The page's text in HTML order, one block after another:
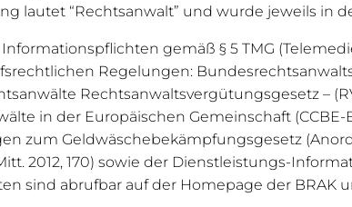
lautet “Rechtsanwalt” und wurde jeweils in
gemäß § 5 TMG
Regelungen:
Rechtsanwaltsvergütungsgesetz –
in der Europäischen Gemeinschaft
zum Geldwäschebekämpfungsgesetz
2012, 170) sowie der Dienstleistungs-
sind abrufbar auf der Homepage der BRAK